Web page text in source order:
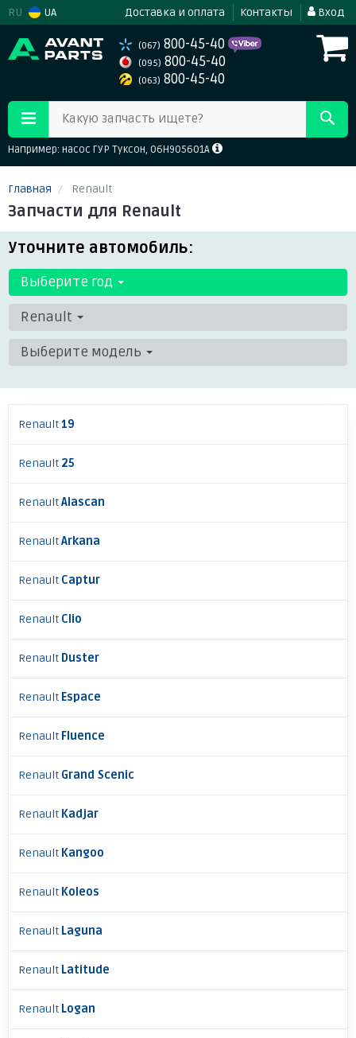
RU UA Доставка и оплата Контакты Вход
(067) 800-45-40
(095) 800-45-40
(063) 800-45-40
Какую запчасть ищете?
Например: насос ГУР Туксон, 06H905601A
Главная Renault
Запчасти для Renault
Уточните автомобиль:
Выберите год
Renault
Выберите модель
Renault19
Renault 25
RenaultAlascan
RenaultArkana
Renault Captur
Renault Clio
Renault Duster
Renault Espace
Renault Fluence
Renault Grand Scenic
Renault Kadjar
Renault Kangoo
Renault Koleos
Renault Laguna
Renault Latitude
Renault Logan